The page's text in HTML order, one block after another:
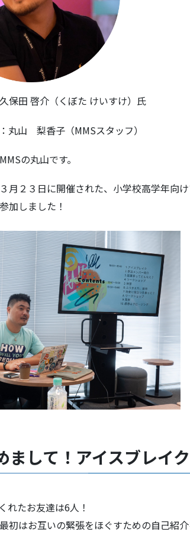
保田 啓介（くぼた けいすけ）氏
丸山 梨香子（MMSスタッフ）
の丸山です。
月２３日に開催された、小学校高学年向
加しました！
まして！アイスブレイク
れたお友達は6人！
初はお互いの緊張をほぐすための自己紹